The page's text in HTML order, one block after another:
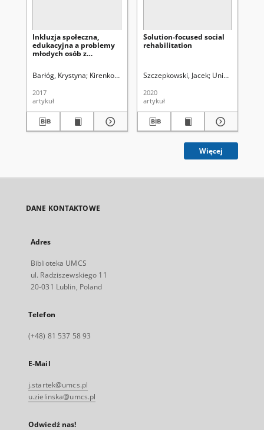
Inkluzja społeczna,
edukacyjna a problemy
młodych osób z
Barłóg, Krystyna Kirenko, Janusz (1954-). Red. Uniwersytet Marii
2017
artykuł
Solution-focused social
rehabilitation
Szczepkowski, Jacek Uniwersytet
2020
artykuł
Więcej
DANE KONTAKTOWE
Adres
Biblioteka UMCS
ul. Radziszewskiego 11
20-031 Lublin, Poland
Telefon
(+48) 81 537 58 93
E-Mail
j.startek@umcs.pl
u.zielinska@umcs.pl
Odwiedź nas!